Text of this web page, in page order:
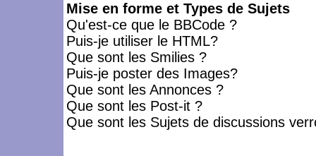
Mise en forme et Types de Sujets
Qu'est-ce que le BBCode ?
Puis-je utiliser le HTML?
Que sont les Smilies ?
Puis-je poster des Images?
Que sont les Annonces ?
Que sont les Post-it ?
Que sont les Sujets de discussions